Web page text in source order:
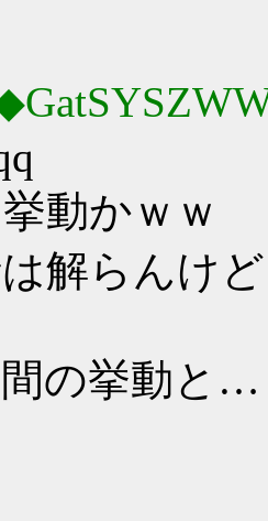
動かｗｗ
解らんけ
の挙動と…